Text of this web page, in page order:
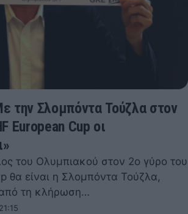
την Σλομπόντα Τούζλα στον
European Cup οι
του Ολυμπιακού στον 2ο γύρο του
θα είναι η Σλομπόντα Τούζλα,
τη κλήρωση…